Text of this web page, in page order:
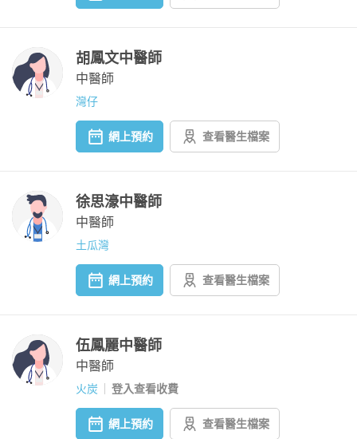
胡鳳文中醫師
中醫師
灣仔
網上預約 查看醫生檔案
徐思濠中醫師
中醫師
土瓜灣
網上預約 查看醫生檔案
伍鳳麗中醫師
中醫師
火炭 登入查看收費
網上預約 查看醫生檔案